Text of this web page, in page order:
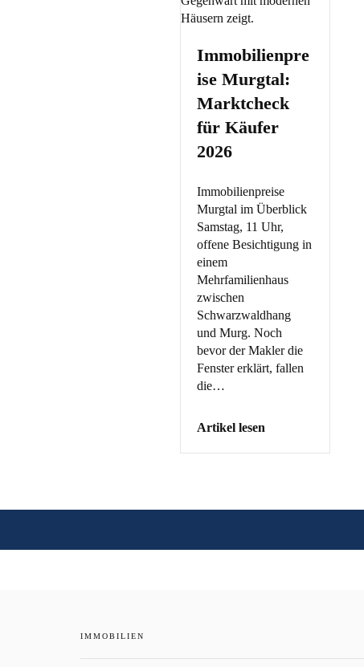
Immobilienpre
ise Murgtal:
Marktcheck
für Käufer
2026
Immobilienpreise
Murgtal im Überblick
Samstag, 11 Uhr,
offene Besichtigung in
einem
Mehrfamilienhaus
zwischen
Schwarzwaldhang
und Murg. Noch
bevor der Makler die
Fenster erklärt, fallen
die…
Artikel lesen
IMMOBILIEN